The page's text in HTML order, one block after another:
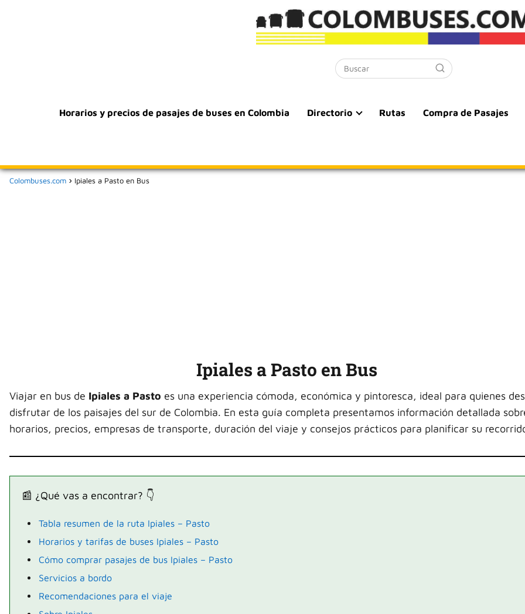
Horarios y precios de pasajes de buses en Colombia Directorio Rutas Compra de Pasajes
Colombuses.com Ipiales a Pasto en Bus
Ipiales a Pasto en Bus
Viajar en bus de Ipiales a Pasto es una experiencia cómoda, económica y pintoresca, ideal para quienes
disfrutar de los paisajes del sur de Colombia. En esta guía completa presentamos información detallada
horarios, precios, empresas de transporte, duración del viaje y consejos prácticos para planificar su
📰 ¿Qué vas a encontrar? 👇
Tabla resumen de la ruta Ipiales – Pasto
Horarios y tarifas de buses Ipiales – Pasto
Cómo comprar pasajes de bus Ipiales – Pasto
Servicios a bordo
Recomendaciones para el viaje